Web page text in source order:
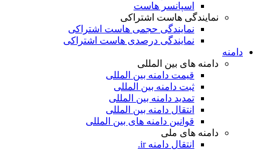
اسپانسر هاست
نمایندگی هاست اشتراکی
نمایندگی حجمی هاست اشتراکی
نمایندگی درصدی هاست اشتراکی
دامنه
دامنه های بین المللی
قیمت دامنه بین المللی
ثبت دامنه بین المللی
تمدید دامنه بین المللی
انتقال دامنه بین المللی
قوانین دامنه های بین المللی
دامنه های ملی
انتقال دامنه ir.